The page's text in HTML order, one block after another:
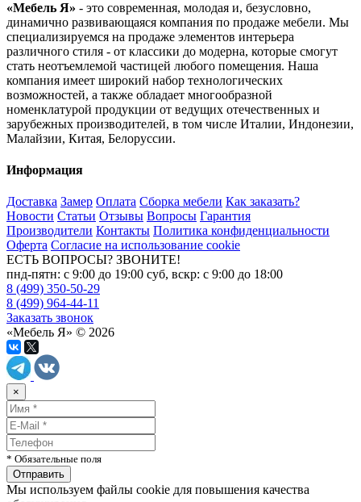
«Мебель Я» - это современная, молодая и, безусловно,
динамично развивающаяся компания по продаже мебели. Мы
специализируемся на продаже элементов интерьера
различного стиля - от классики до модерна, которые смогут
стать неотъемлемой частицей любого помещения. Наша
компания имеет широкий набор технологических
возможностей, а также обладает многообразной
номенклатурой продукции от ведущих отечественных и
зарубежных производителей, в том числе Италии, Индонезии,
Малайзии, Китая, Белоруссии.
Информация
Доставка Замер Оплата Сборка мебели Как заказать?
Новости Статьи Отзывы Вопросы Гарантия
Производители Контакты Политика конфиденциальности
Оферта Согласие на использование cookie
ЕСТЬ ВОПРОСЫ? ЗВОНИТЕ!
пнд-пятн: с 9:00 до 19:00 суб, вскр: с 9:00 до 18:00
8 (499) 350-50-29
8 (499) 964-44-11
Заказать звонок
«Мебель Я» © 2026
×
* Обязательные поля
Мы используем файлы cookie для повышения качества